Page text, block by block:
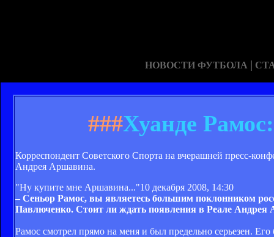
НОВОСТИ ФУТБОЛА |
###Хуанде
Корреспондент Советского Спорта на вчерашней пресс-
Андрея Аршавина.
"Ну купите мне Аршавина..."10 декабря 2008, 14:30
– Сеньор Рамос, вы являетесь большим поклонником
Павлюченко. Стоит ли ждать появления в Реале Андрея
Рамос смотрел прямо на меня и был предельно серьезен.